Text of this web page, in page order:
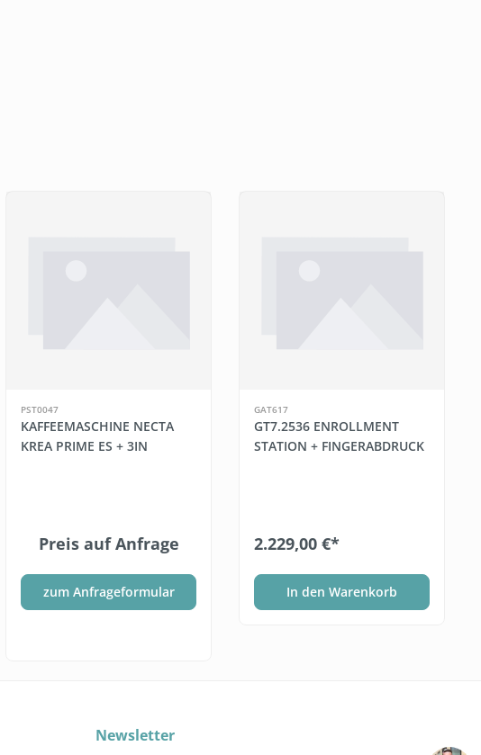
PST0047
KAFFEEMASCHINE NECTA
KREA PRIME ES + 3IN
Preis auf Anfrage
zum Anfrageformular
GAT617
GT7.2536 ENROLLMENT
STATION + FINGERABDRUCK
2.229,00 €*
In den Warenkorb
Newsletter